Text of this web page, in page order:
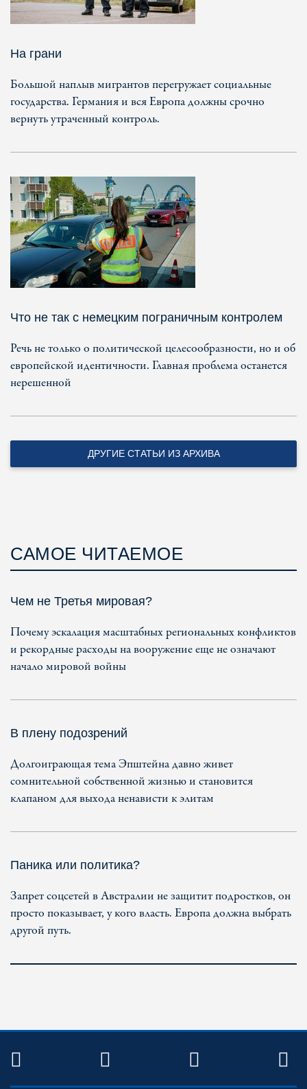
На грани
Большой наплыв мигрантов перегружает социальные
государства. Германия и вся Европа должны срочно
вернуть утраченный контроль.
Что не так с немецким пограничным контролем
Речь не только о политической целесообразности, но и об
европейской идентичности. Главная проблема останется
нерешенной
ДРУГИЕ СТАТЬИ ИЗ АРХИВА
САМОЕ ЧИТАЕМОЕ
Чем не Третья мировая?
Почему эскалация масштабных региональных конфликтов
и рекордные расходы на вооружение еще не означают
начало мировой войны
В плену подозрений
Долгоиграющая тема Эпштейна давно живет
сомнительной собственной жизнью и становится
клапаном для выхода ненависти к элитам
Паника или политика?
Запрет соцсетей в Австралии не защитит подростков, он
просто показывает, у кого власть. Европа должна выбрать
другой путь.
TWITTER FACEBOOKYOUTUBE